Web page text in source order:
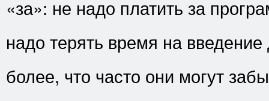
«за»: не надо платить за
надо терять время на
более, что часто они могут